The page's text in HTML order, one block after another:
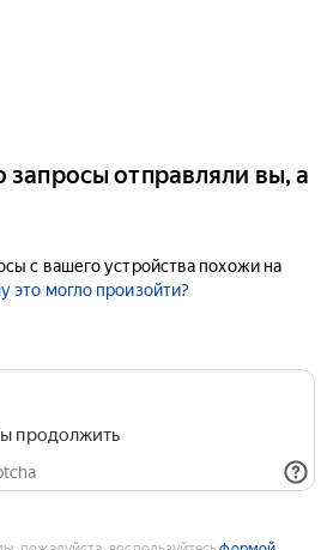
запросы отправляли вы, а
с вашего устройства похожи на
это могло произойти?
продолжить